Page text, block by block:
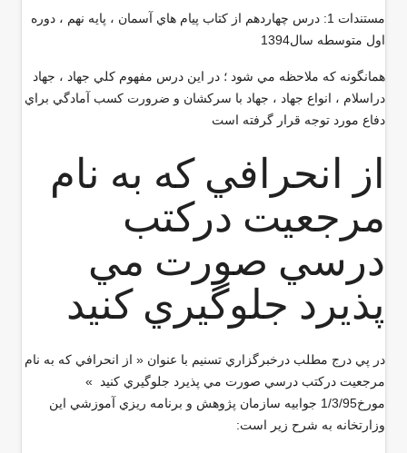
مستندات 1: درس چهاردهم از كتاب پيام هاي آسمان ، پايه نهم ، دوره
اول متوسطه سال1394
همانگونه كه ملاحظه مي شود ؛ در اين درس مفهوم كلي جهاد ، جهاد
دراسلام ، انواع جهاد ،‌ جهاد با سركشان و ضرورت كسب آمادگي براي
دفاع مورد توجه قرار گرفته است
از انحرافي كه به نام
مرجعيت دركتب
درسي صورت مي
پذيرد جلوگيري كنيد
در پي درج مطلب درخبرگزاري تسنيم با عنوان « از انحرافي كه به نام
مرجعيت دركتب درسي صورت مي پذيرد جلوگيري كنيد »
مورخ1/3/95 جوابيه سازمان پژوهش و برنامه ريزي آموزشي اين
وزارتخانه به شرح زير است: